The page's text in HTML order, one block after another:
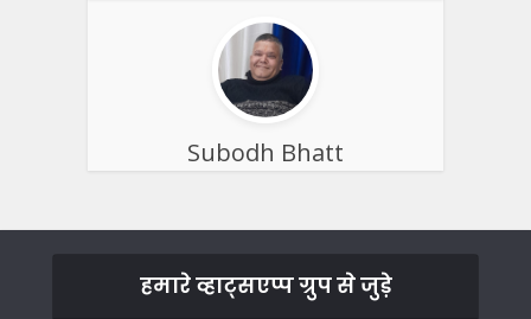
Subodh Bhatt
हमारे व्हाट्सएप्प ग्रुप से जुड़े